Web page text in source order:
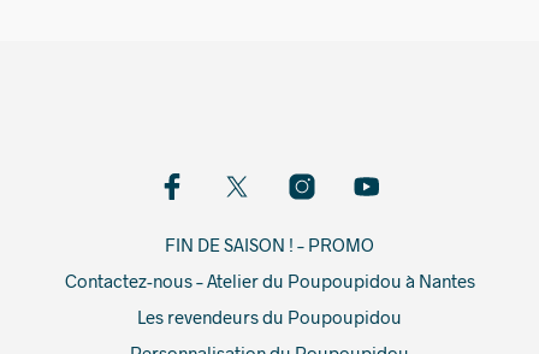
FIN DE SAISON ! – PROMO
Contactez-nous – Atelier du Poupoupidou à Nantes
Les revendeurs du Poupoupidou